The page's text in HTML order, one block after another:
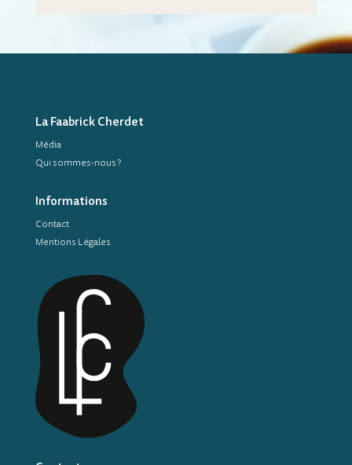
La Faabrick Cherdet
Média
Qui sommes-nous ?
Informations
Contact
Mentions Légales